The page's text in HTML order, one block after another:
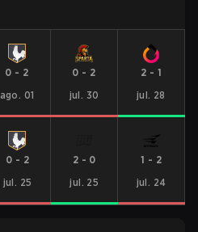
0 - 2
ago. 01
0 - 2
jul. 30
2 - 1
jul. 28
0 - 2
jul. 25
2 - 0
jul. 25
1 - 2
jul. 24